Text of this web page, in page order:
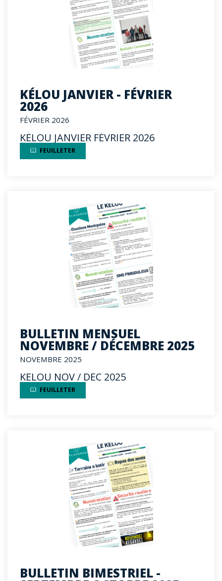
KÉLOU JANVIER - FÉVRIER
2026
FÉVRIER 2026
KÉLOU JANVIER FÉVRIER 2026
FEUILLETER
BULLETIN MENSUEL
NOVEMBRE / DÉCEMBRE 2025
NOVEMBRE 2025
KELOU NOV / DEC 2025
FEUILLETER
BULLETIN BIMESTRIEL -